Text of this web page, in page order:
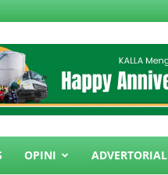
OPINI ADVERTORIAL